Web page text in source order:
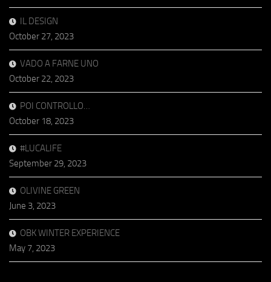
IL DESIGN
October 27, 2023
VADO A FARNE UNO
October 22, 2023
POI CONTROLLO…
October 18, 2023
#LUCALIFE
September 29, 2023
OLIVINE GREEN
June 3, 2023
OBK WINTER EXPERIENCE
May 7, 2023